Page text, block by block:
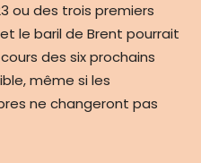
ou des trois premiers
le baril de Brent pourrait
des six prochains
même si les
ne changeront pas